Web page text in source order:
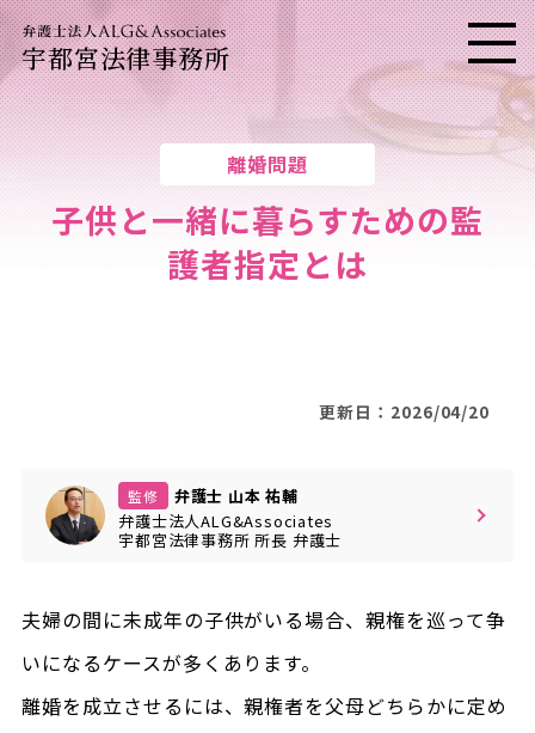
宇都宮法律事務所 メニ
離婚問題
子供と一緒に暮らすための監
護者指定とは
更新日：2026/04/20
監修
弁護士 山本 祐輔
弁護士法人ALG&Associates
宇都宮法律事務所所長 弁護士
夫婦の間に未成年の子供がいる場合、親権を巡って争
いになるケースが多くあります。
離婚を成立させるには、親権者を父母どちらかに定め